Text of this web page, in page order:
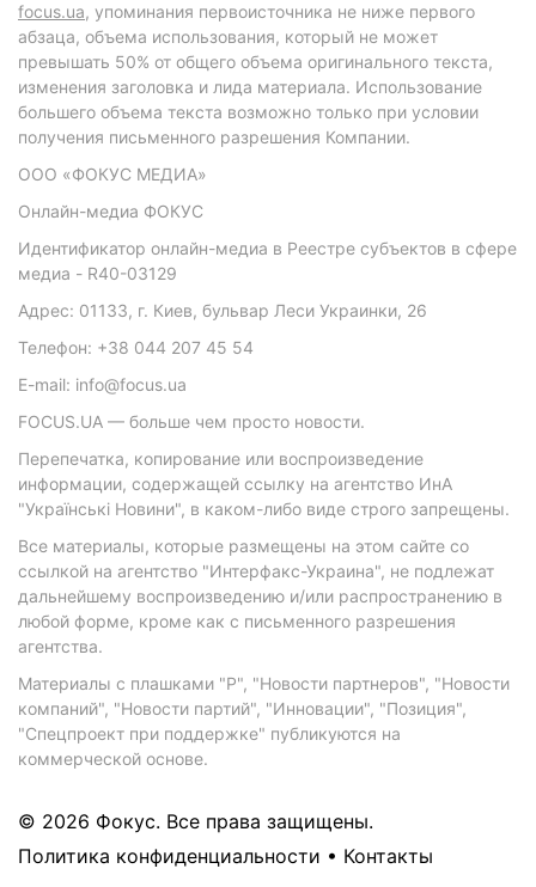
focus.ua, упоминания первоисточника не ниже первого
абзаца, объема использования, который не может
превышать 50% от общего объема оригинального текста,
изменения заголовка и лида материала. Использование
большего объема текста возможно только при условии
получения письменного разрешения Компании.
ООО «ФОКУС МЕДИА»
Онлайн-медиа ФОКУС
Идентификатор онлайн-медиа в Реестре субъектов в сфере
медиа - R40-03129
Адрес: 01133, г. Киев, бульвар Леси Украинки, 26
Телефон: +38 044 207 45 54
E-mail: info@focus.ua
FOCUS.UA — больше чем просто новости.
Перепечатка, копирование или воспроизведение
информации, содержащей ссылку на агентство ИнА
"Українські Новини", в каком-либо виде строго запрещены.
Все материалы, которые размещены на этом сайте со
ссылкой на агентство "Интерфакс-Украина", не подлежат
дальнейшему воспроизведению и/или распространению в
любой форме, кроме как с письменного разрешения
агентства.
Материалы с плашками "Р", "Новости партнеров", "Новости
компаний", "Новости партий", "Инновации", "Позиция",
"Спецпроект при поддержке" публикуются на
коммерческой основе.
© 2026 Фокус. Все права защищены.
Политика конфиденциальности • Контакты